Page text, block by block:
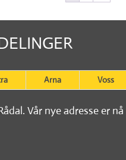
Arna Voss
Vår nye adresse er nå